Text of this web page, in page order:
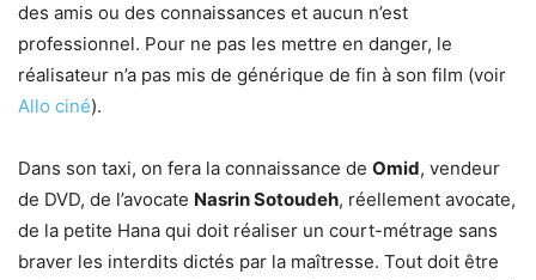
des amis ou des connaissances et aucun n’est
professionnel. Pour ne pas les mettre en danger, le
réalisateur n’a pas mis de générique de fin à son film (voir
Allo ciné).
Dans son taxi, on fera la connaissance de Omid, vendeur
de DVD, de l’avocate Nasrin Sotoudeh, réellement avocate,
de la petite Hana qui doit réaliser un court-métrage sans
braver les interdits dictés par la maîtresse. Tout doit être